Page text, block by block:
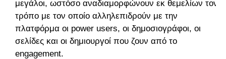
μεγάλοι, ωστόσο αναδιαμορφώνουν εκ θεμελίων τον
τρόπο με τον οποίο αλληλεπιδρούν με την
πλατφόρμα οι power users, οι δημοσιογράφοι, οι
σελίδες και οι δημιουργοί που ζουν από το
engagement.